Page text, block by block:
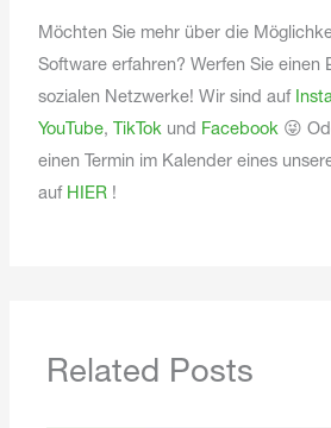
Möchten Sie mehr über die
Software erfahren? Werfen Sie einen
sozialen Netzwerke! Wir sind auf
YouTube, TikTok und Facebook 😜
einen Termin im Kalender eines
auf HIER !
Related Posts